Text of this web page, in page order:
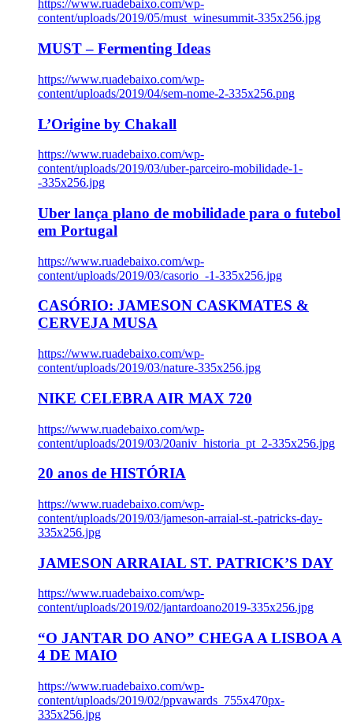
https://www.ruadebaixo.com/wp-
content/uploads/2019/05/must_winesummit-335x256.jpg
MUST – Fermenting Ideas
https://www.ruadebaixo.com/wp-
content/uploads/2019/04/sem-nome-2-335x256.png
L’Origine by Chakall
https://www.ruadebaixo.com/wp-
content/uploads/2019/03/uber-parceiro-mobilidade-1-
-335x256.jpg
Uber lança plano de mobilidade para o futebol
em Portugal
https://www.ruadebaixo.com/wp-
content/uploads/2019/03/casorio_-1-335x256.jpg
CASÓRIO: JAMESON CASKMATES &
CERVEJA MUSA
https://www.ruadebaixo.com/wp-
content/uploads/2019/03/nature-335x256.jpg
NIKE CELEBRA AIR MAX 720
https://www.ruadebaixo.com/wp-
content/uploads/2019/03/20aniv_historia_pt_2-335x256.jpg
20 anos de HISTÓRIA
https://www.ruadebaixo.com/wp-
content/uploads/2019/03/jameson-arraial-st.-patricks-day-
335x256.jpg
JAMESON ARRAIAL ST. PATRICK’S DAY
https://www.ruadebaixo.com/wp-
content/uploads/2019/02/jantardoano2019-335x256.jpg
“O JANTAR DO ANO” CHEGA A LISBOA A
4 DE MAIO
https://www.ruadebaixo.com/wp-
content/uploads/2019/02/ppvawards_755x470px-
335x256.jpg